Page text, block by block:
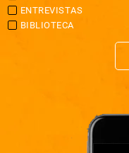
ENTREVISTAS
BIBLIOTECA